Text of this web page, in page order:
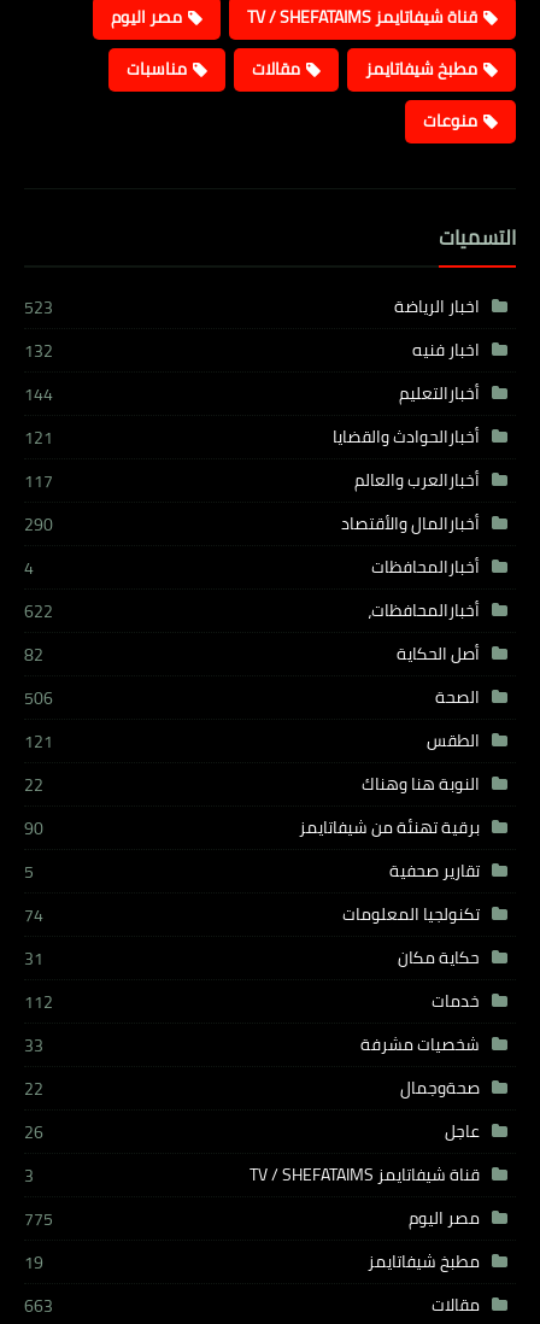
قناة شيفاتايمز TV / SHEFATAIMS
مصر اليوم
مطبخ شيفاتايمز
مقالات
مناسبات
منوعات
التسميات
اخبار الرياضة
523
اخبار فنيه
132
أخبارالتعليم
144
أخبارالحوادث والقضايا
121
أخبارالعرب والعالم
117
أخبارالمال والأقتصاد
290
أخبارالمحافظات
4
أخبارالمحافظات،
622
أصل الحكاية
82
الصحة
506
الطقس
121
النوبة هنا وهناك
22
برقية تهنئة من شيفاتايمز
90
تقارير صحفية
5
تكنولجيا المعلومات
74
حكاية مكان
31
خدمات
112
شخصيات مشرفة
33
صحةوجمال
22
عاجل
26
قناة شيفاتايمز TV / SHEFATAIMS
3
مصر اليوم
775
مطبخ شيفاتايمز
19
مقالات
663